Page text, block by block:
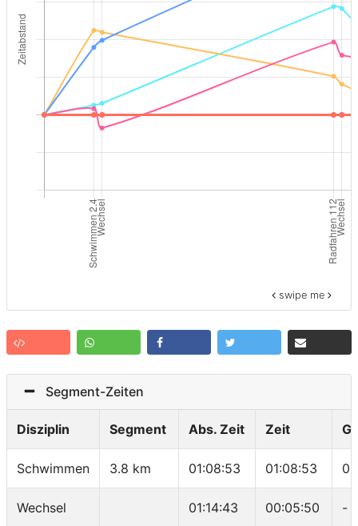
swipe me
Segment-Zeiten
Disziplin Segment Abs. Zeit Zeit
Schwimmen 3.8 km 01:08:53 01:08:53
Wechsel 01:14:43 00:05:50 -